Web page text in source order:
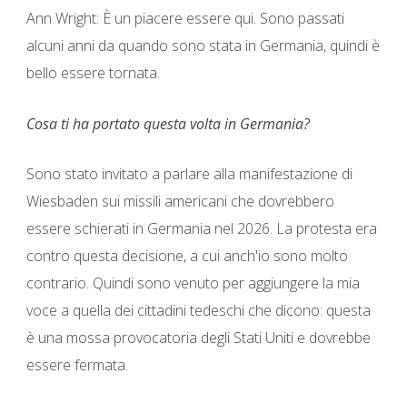
Ann Wright: È un piacere essere qui. Sono passati
alcuni anni da quando sono stata in Germania, quindi è
bello essere tornata.
Cosa ti ha portato questa volta in Germania?
Sono stato invitato a parlare alla manifestazione di
Wiesbaden sui missili americani che dovrebbero
essere schierati in Germania nel 2026. La protesta era
contro questa decisione, a cui anch'io sono molto
contrario. Quindi sono venuto per aggiungere la mia
voce a quella dei cittadini tedeschi che dicono: questa
è una mossa provocatoria degli Stati Uniti e dovrebbe
essere fermata.